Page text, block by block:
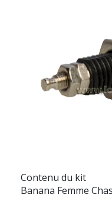
Contenu du kit
Banana Femme